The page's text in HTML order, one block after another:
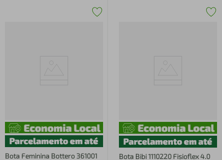
Bota Feminina Bottero 361001 Bota Bibi 1110220 Fisioflex 4.0